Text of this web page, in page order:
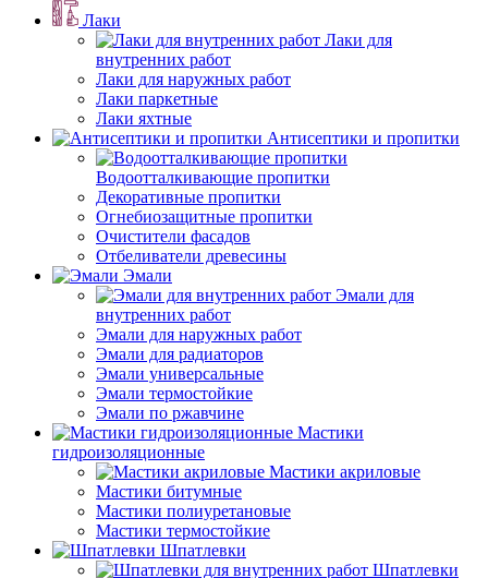
Лаки
Лаки для
внутренних работ
Лаки для наружных работ
Лаки паркетные
Лаки яхтные
Антисептики и пропитки
Водоотталкивающие пропитки
Декоративные пропитки
Огнебиозащитные пропитки
Очистители фасадов
Отбеливатели древесины
Эмали
Эмали для
внутренних работ
Эмали для наружных работ
Эмали для радиаторов
Эмали универсальные
Эмали термостойкие
Эмали по ржавчине
Мастики
гидроизоляционные
Мастики акриловые
Мастики битумные
Мастики полиуретановые
Мастики термостойкие
Шпатлевки
Шпатлевки